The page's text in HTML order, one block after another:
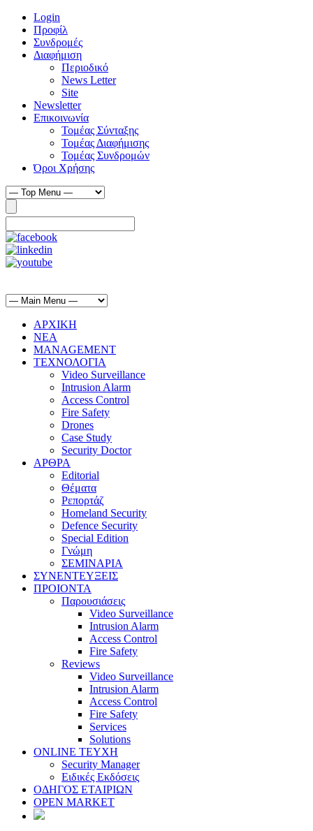
Login
Προφίλ
Συνδρομές
Διαφήμιση
Περιοδικό
News Letter
Site
Newsletter
Επικοινωνία
Τομέας Σύνταξης
Τομέας Διαφήμισης
Τομέας Συνδρομών
Όροι Χρήσης
ΑΡΧΙΚΗ
ΝΕΑ
MANAGEMENT
ΤΕΧΝΟΛΟΓΙΑ
Video Surveillance
Intrusion Alarm
Access Control
Fire Safety
Drones
Case Study
Security Doctor
ΑΡΘΡΑ
Editorial
Θέματα
Ρεπορτάζ
Homeland Security
Defence Security
Special Edition
Γνώμη
ΣΕΜΙΝΑΡΙΑ
ΣΥΝΕΝΤΕΥΞΕΙΣ
ΠΡΟΙΟΝΤΑ
Παρουσιάσεις
Video Surveillance
Intrusion Alarm
Access Control
Fire Safety
Reviews
Video Surveillance
Intrusion Alarm
Access Control
Fire Safety
Services
Solutions
ONLINE TEYXH
Security Manager
Ειδικές Εκδόσεις
ΟΔΗΓΟΣ ΕΤΑΙΡΙΩΝ
OPEN MARKET